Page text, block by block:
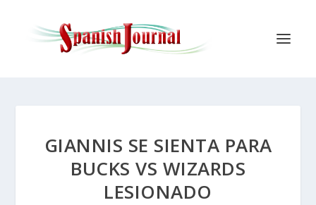
GIANNIS SE SIENTA PARA
BUCKS VS WIZARDS
LESIONADO